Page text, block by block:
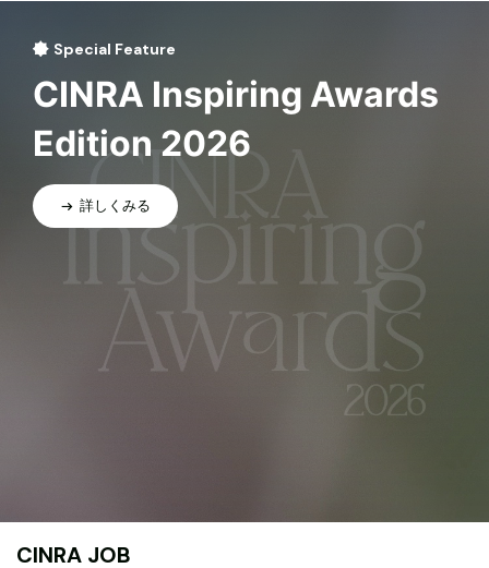
Special Feature
CINRA Inspiring Awards
Edition 2026
詳しくみる
CINRA JOB